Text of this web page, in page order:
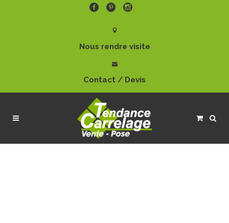
Nous rendre visite
Contact / Devis